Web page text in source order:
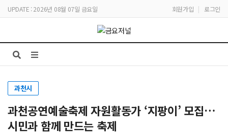
UPDATE : 2026년 08월 07일 금요일 회원가입 | 로그인
과천시
과천공연예술축제 자원활동가 ‘지팡이’ 모집…
시민과 함께 만드는 축제